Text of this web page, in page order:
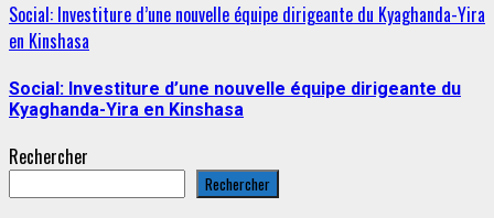
Social: Investiture d’une nouvelle équipe dirigeante du Kyaghanda-Yira
en Kinshasa
Social: Investiture d’une nouvelle équipe dirigeante du
Kyaghanda-Yira en Kinshasa
Rechercher
Rechercher